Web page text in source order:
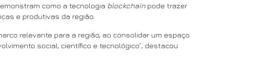
como a tecnologia blockchain pode trazer
e produtivas da região.
relevante para a região, ao consolidar um espaço
social, científico e tecnológico”, destacou